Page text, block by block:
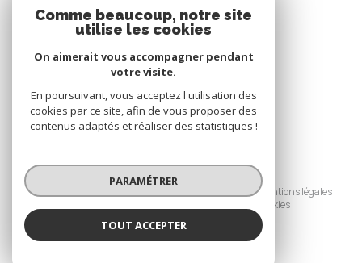
Espace propriétaire
© 2026 | Tous droits réservés
Mentions légales
Cookies
Comme beaucoup, notre site
utilise les cookies
On aimerait vous accompagner pendant
votre visite.
En poursuivant, vous acceptez l'utilisation des
cookies par ce site, afin de vous proposer des
contenus adaptés et réaliser des statistiques !
PARAMÉTRER
TOUT ACCEPTER